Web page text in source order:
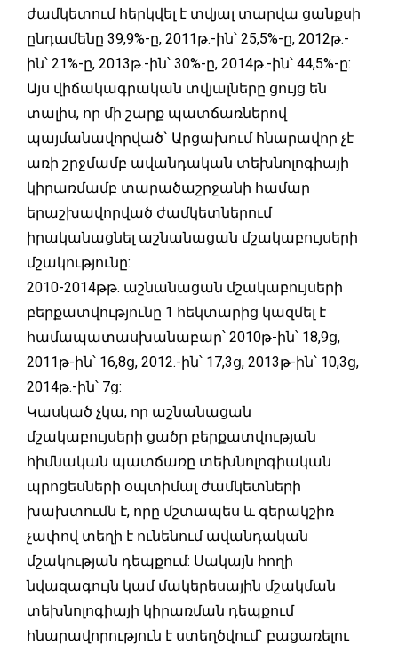
ժամկետում հերկվել է տվյալ տարվա ցանքսի
ընդամենը 39,9%-ը, 2011թ.-ին՝ 25,5%-ը, 2012թ.-
ին՝ 21%-ը, 2013թ.-ին՝ 30%-ը, 2014թ.-ին՝ 44,5%-ը:
Այս վիճակագրական տվյալները ցույց են
տալիս, որ մի շարք պատճառներով
պայմանավորված` Արցախում հնարավոր չէ
առի շրջմամբ ավանդական տեխնոլոգիայի
կիրառմամբ տարածաշրջանի համար
երաշխավորված ժամկետներում
իրականացնել աշնանացան մշակաբույսերի
մշակությունը:
2010-2014թթ. աշնանացան մշակաբույսերի
բերքատվությունը 1 հեկտարից կազմել է
համապատասխանաբար՝ 2010թ-ին՝ 18,9ց,
2011թ-ին՝ 16,8ց, 2012.-ին՝ 17,3ց, 2013թ-ին՝ 10,3ց,
2014թ.-ին՝ 7ց:
Կասկած չկա, որ աշնանացան
մշակաբույսերի ցածր բերքատվության
հիմնական պատճառը տեխնոլոգիական
պրոցեսների օպտիմալ ժամկետների
խախտումն է, որը մշտապես և գերակշիռ
չափով տեղի է ունենում ավանդական
մշակության դեպքում: Սակայն հողի
նվազագույն կամ մակերեսային մշակման
տեխնոլոգիայի կիրառման դեպքում
հնարավորություն է ստեղծվում` բացառելու